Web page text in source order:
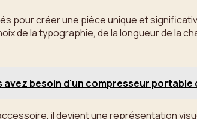
pour créer une pièce unique et
de la typographie, de la longueur de la
besoin d'un compresseur portable
il devient une représentation